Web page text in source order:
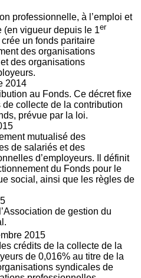
professionnelle, à l’emploi et
(en vigueur depuis le 1er
un fonds paritaire
des organisations
des organisations
2014
au Fonds. Ce décret fixe
de collecte de la contribution
prévue par la loi.
mutualisé des
de salariés et des
d’employeurs. Il définit
du Fonds pour le
social, ainsi que les règles de
de gestion du
2015
crédits de la collecte de la
de 0,016% au titre de la
syndicales de